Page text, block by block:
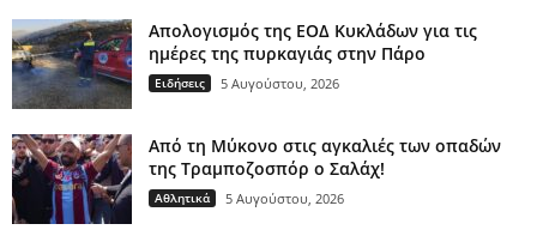
Απολογισμός της ΕΟΔ Κυκλάδων για τις
ημέρες της πυρκαγιάς στην Πάρο
Ειδήσεις 5 Αυγούστου, 2026
Από τη Μύκονο στις αγκαλιές των οπαδών
της Τραμποζοσπόρ ο Σαλάχ!
Αθλητικά 5 Αυγούστου, 2026